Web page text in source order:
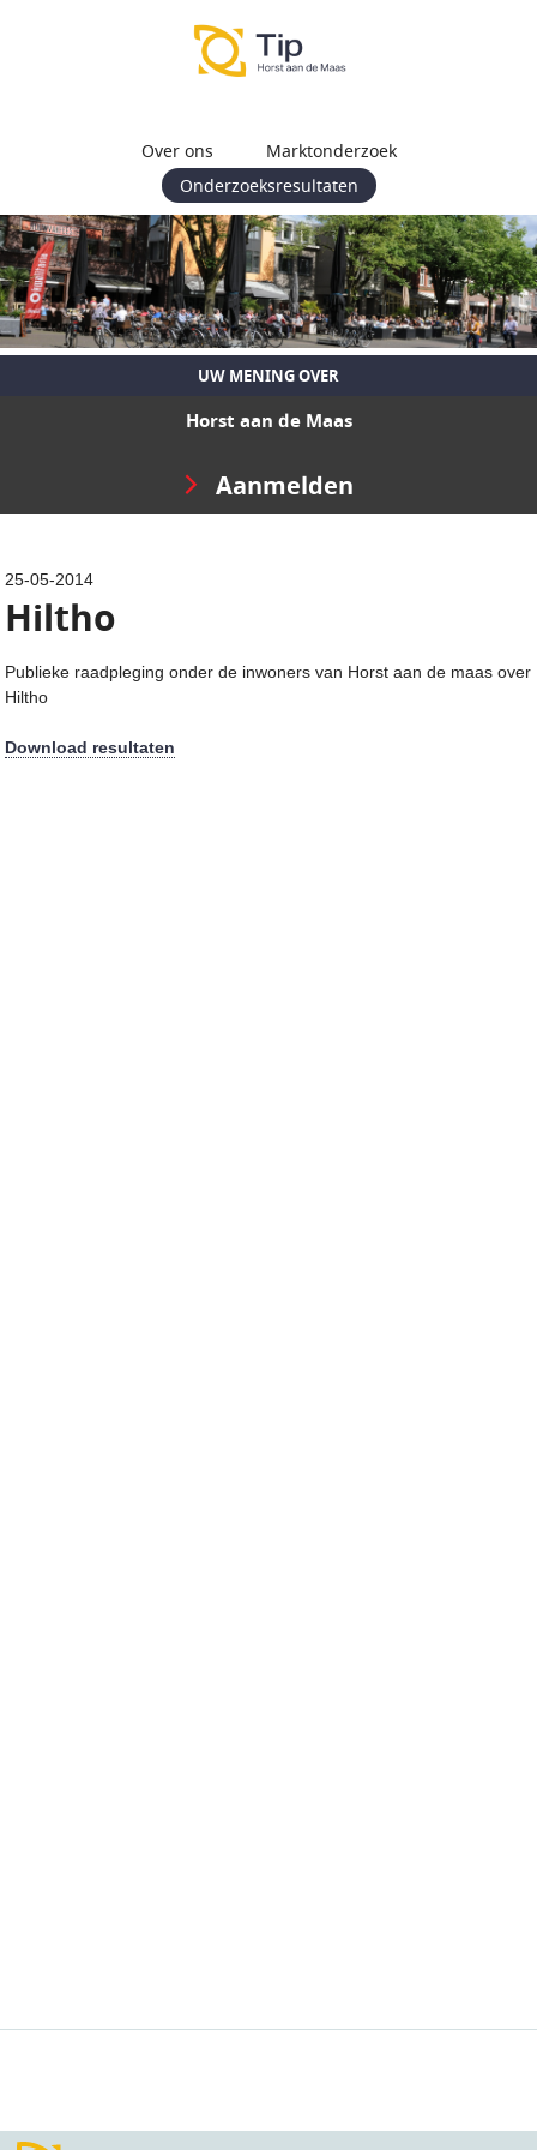
Over ons
Marktonderzoek
Onderzoeksresultaten
UW MENING OVER
Horst aan de Maas
Aanmelden
25-05-2014
Hiltho
Publieke raadpleging onder de inwoners van Horst aan de maas over
Hiltho
Download resultaten